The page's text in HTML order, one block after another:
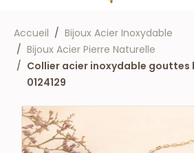
Accueil
Bijoux Acier Inoxydable
Bijoux Acier Pierre Naturelle
Collier acier inoxydable gouttes
0124129